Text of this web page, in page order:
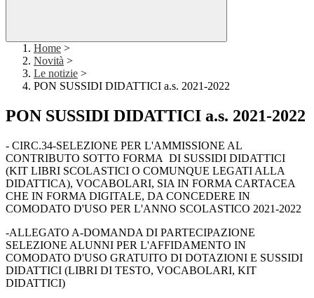
Home >
Novità >
Le notizie >
PON SUSSIDI DIDATTICI a.s. 2021-2022
PON SUSSIDI DIDATTICI a.s. 2021-2022
- CIRC.34-SELEZIONE PER L'AMMISSIONE AL
CONTRIBUTO SOTTO FORMA DI SUSSIDI DIDATTICI
(KIT LIBRI SCOLASTICI O COMUNQUE LEGATI ALLA
DIDATTICA), VOCABOLARI, SIA IN FORMA CARTACEA
CHE IN FORMA DIGITALE, DA CONCEDERE IN
COMODATO D'USO PER L'ANNO SCOLASTICO 2021-2022
-ALLEGATO A-DOMANDA DI PARTECIPAZIONE
SELEZIONE ALUNNI PER L'AFFIDAMENTO IN
COMODATO D'USO GRATUITO DI DOTAZIONI E SUSSIDI
DIDATTICI (LIBRI DI TESTO, VOCABOLARI, KIT
DIDATTICI)